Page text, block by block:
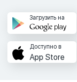
Загрузить на
Доступно в
App Store